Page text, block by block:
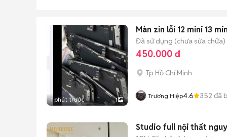
1 phút trước 1
Màn zin lỗi 12 mini 13
Đã sử dụng (chưa sửa chữa)
450.000 đ
Tp Hồ Chí Minh
Trương Hiệp4.6 352 đã
Studio full nội thất